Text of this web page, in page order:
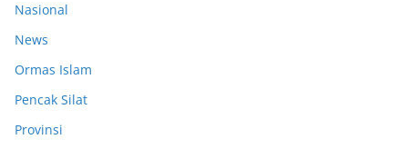
Nasional
News
Ormas Islam
Pencak Silat
Provinsi